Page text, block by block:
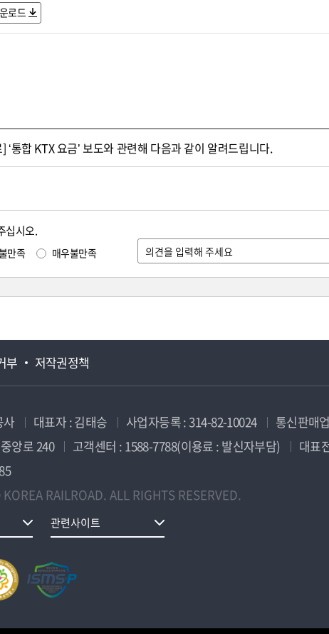
로드
‘통합 KTX 요금’ 보도와 관련해 다음과 같이 알려드립니다.
십시오.
만족 매우불만족
부 저작권정책
사 대표자 : 김태승 사업자등록 : 314-82-10024
통신판매
앙로 240
고객센터 : 1588-7788(이용료 : 발신자부담)
대표
RAILROAD. ALL RIGHTS RESERVED.
관련사이트